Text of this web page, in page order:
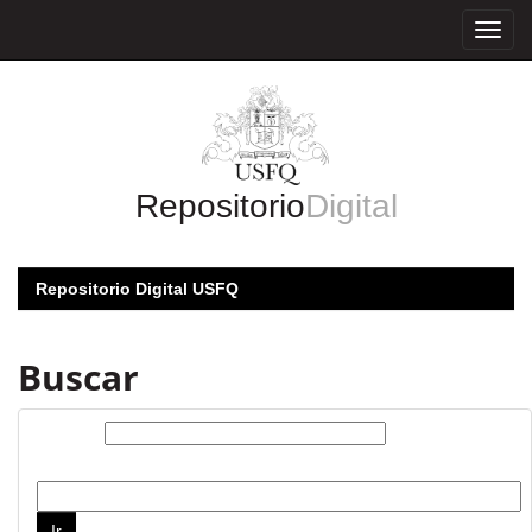
RepositorioDigital
Repositorio Digital USFQ
Buscar